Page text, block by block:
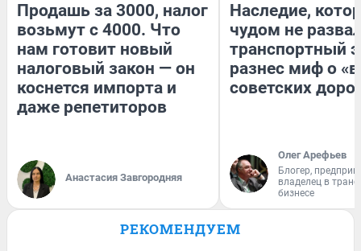
Продашь за 3000, налог
возьмут с 4000. Что
нам готовит новый
налоговый закон — он
коснется импорта и
даже репетиторов
Анастасия Завгородняя
Наследие,
чудом не
транспортный
разнес миф о
советских
Олег Арефьев
Блогер,
владелец в
бизнесе
РЕКОМЕНДУЕМ